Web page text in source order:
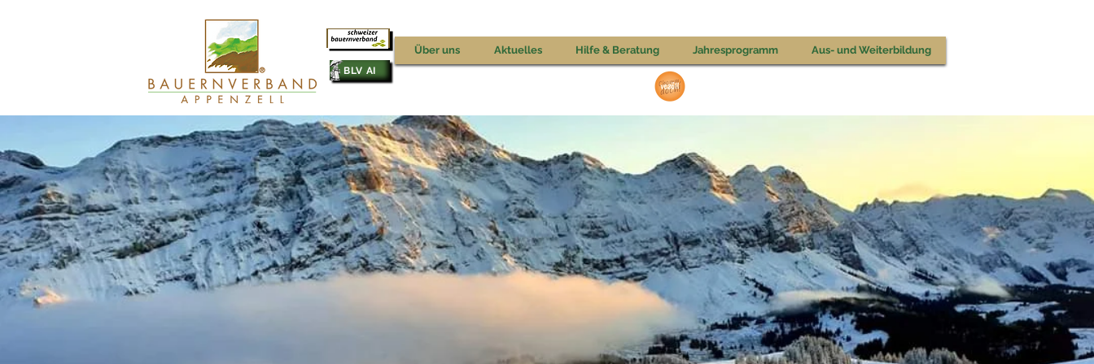
SBV
BLV AI
Über uns Aktuelles Hilfe & Beratung Jahresprogramm Aus- und Weiterbildung